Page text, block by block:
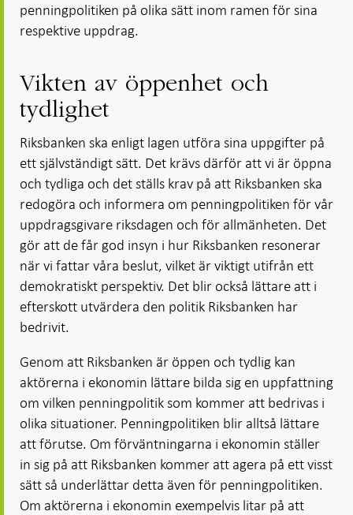
penningpolitiken på olika sätt inom ramen för sina
respektive uppdrag.
Vikten av öppenhet och
tydlighet
Riksbanken ska enligt lagen utföra sina uppgifter på
ett självständigt sätt. Det krävs därför att vi är öppna
och tydliga och det ställs krav på att Riksbanken ska
redogöra och informera om penningpolitiken för vår
uppdragsgivare riksdagen och för allmänheten. Det
gör att de får god insyn i hur Riksbanken resonerar
när vi fattar våra beslut, vilket är viktigt utifrån ett
demokratiskt perspektiv. Det blir också lättare att i
efterskott utvärdera den politik Riksbanken har
bedrivit.
Genom att Riksbanken är öppen och tydlig kan
aktörerna i ekonomin lättare bilda sig en uppfattning
om vilken penningpolitik som kommer att bedrivas i
olika situationer. Penningpolitiken blir alltså lättare
att förutse. Om förväntningarna i ekonomin ställer
in sig på att Riksbanken kommer att agera på ett visst
sätt så underlättar detta även för penningpolitiken.
Om aktörerna i ekonomin exempelvis litar på att